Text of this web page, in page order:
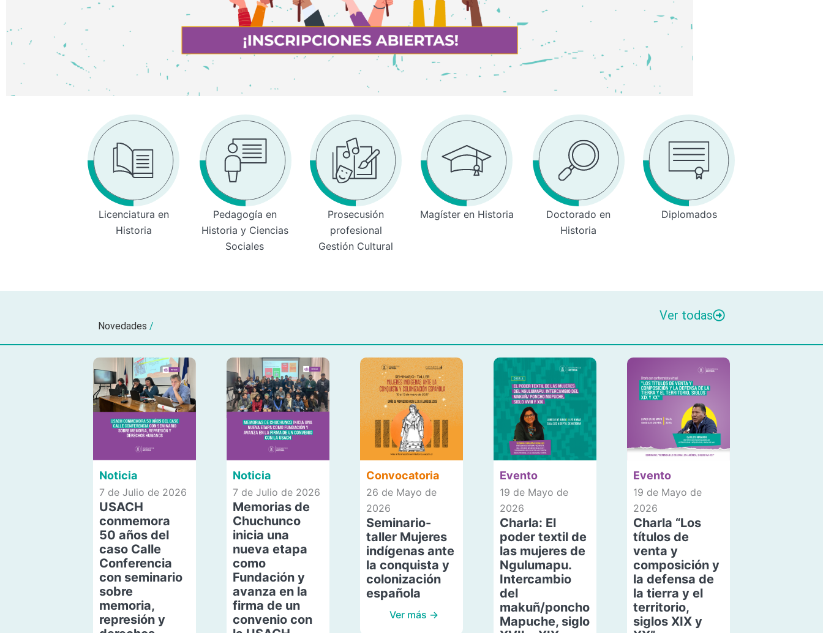
Licenciatura en
Historia
Pedagogía en
Historia y Ciencias
Sociales
Prosecusión
profesional
Gestión Cultural
Magíster en Historia
Doctorado en
Historia
Diplomados
Novedades /
Ver todas
Noticia
7 de Julio de 2026
USACH
conmemora
50 años del
caso Calle
Conferencia
con seminario
sobre
memoria,
represión y
Noticia
7 de Julio de 2026
Memorias de
Chuchunco
inicia una
nueva etapa
como
Fundación y
avanza en la
firma de un
convenio con
Convocatoria
26 de Mayo de
2026
Seminario-
taller Mujeres
indígenas ante
la conquista y
colonización
española
Ver más →
Evento
19 de Mayo de
2026
Charla: El
poder textil de
las mujeres de
Ngulumapu.
Intercambio
del
makuñ/poncho
Mapuche, siglo
Evento
19 de Mayo de
2026
Charla “Los
títulos de
venta y
composición y
la defensa de
la tierra y el
territorio,
siglos XIX y